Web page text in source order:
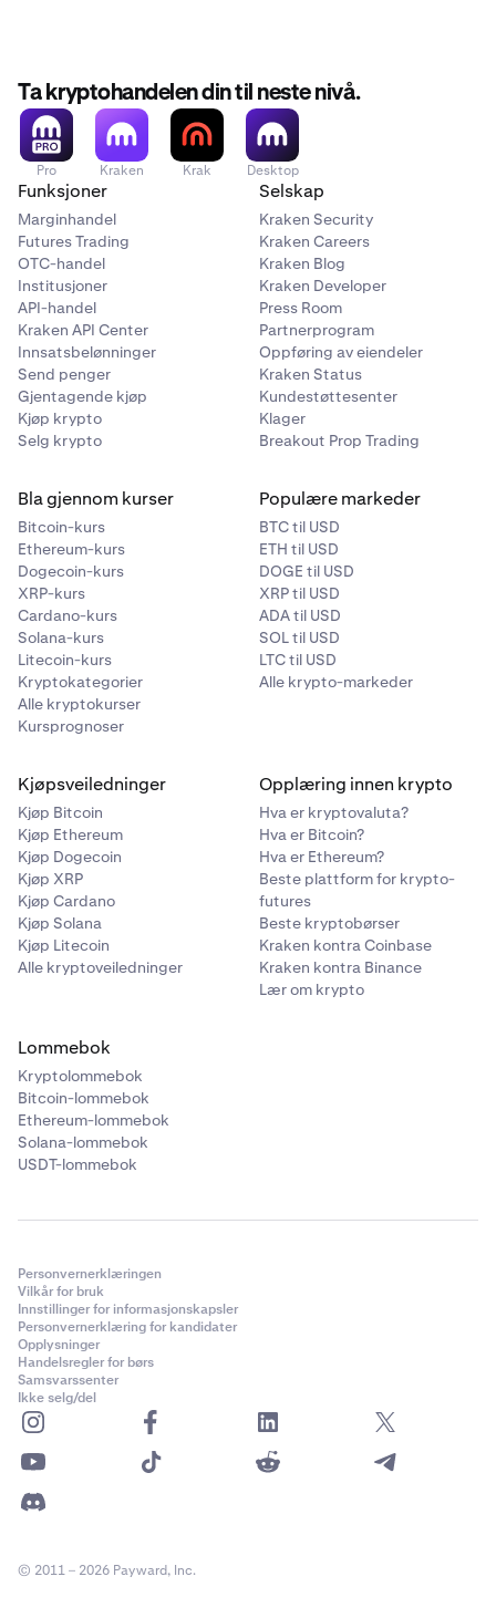
Ta kryptohandelen din til neste nivå.
Pro Kraken Krak Desktop
Funksjoner
Marginhandel
Futures Trading
OTC-handel
Institusjoner
API-handel
Kraken API Center
Innsatsbelønninger
Send penger
Gjentagende kjøp
Kjøp krypto
Selg krypto
Selskap
Kraken Security
Kraken Careers
Kraken Blog
Kraken Developer
Press Room
Partnerprogram
Oppføring av eiendeler
Kraken Status
Kundestøttesenter
Klager
Breakout Prop Trading
Bla gjennom kurser
Bitcoin-kurs
Ethereum-kurs
Dogecoin-kurs
XRP-kurs
Cardano-kurs
Solana-kurs
Litecoin-kurs
Kryptokategorier
Alle kryptokurser
Kursprognoser
Populære markeder
BTC til USD
ETH til USD
DOGE til USD
XRP til USD
ADA til USD
SOL til USD
LTC til USD
Alle krypto-markeder
Kjøpsveiledninger
Kjøp Bitcoin
Kjøp Ethereum
Kjøp Dogecoin
Kjøp XRP
Kjøp Cardano
Kjøp Solana
Kjøp Litecoin
Alle kryptoveiledninger
Opplæring innen krypto
Hva er kryptovaluta?
Hva er Bitcoin?
Hva er Ethereum?
Beste plattform for krypto-
futures
Beste kryptobørser
Kraken kontra Coinbase
Kraken kontra Binance
Lær om krypto
Lommebok
Kryptolommebok
Bitcoin-lommebok
Ethereum-lommebok
Solana-lommebok
USDT-lommebok
Personvernerklæringen
Vilkår for bruk
Innstillinger for informasjonskapsler
Personvernerklæring for kandidater
Opplysninger
Handelsregler for børs
Samsvarssenter
Ikke selg/del
© 2011 – 2026 Payward, Inc.